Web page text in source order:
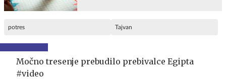
potres Tajvan
Močno tresenje prebudilo prebivalce Egipta
#video